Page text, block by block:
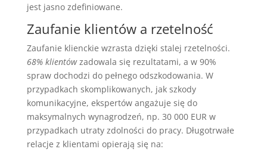
jest jasno zdefiniowane.
Zaufanie klientów a rzetelność
Zaufanie klienckie wzrasta dzięki stalej rzetelności.
68% klientówzadowala się rezultatami, a w 90%
spraw dochodzi do pełnego odszkodowania. W
przypadkach skomplikowanych, jak szkody
komunikacyjne, ekspertów angażuje się do
maksymalnych wynagrodzeń, np. 30 000 EUR w
przypadkach utraty zdolności do pracy. Długotrwałe
relacje z klientami opierają się na: